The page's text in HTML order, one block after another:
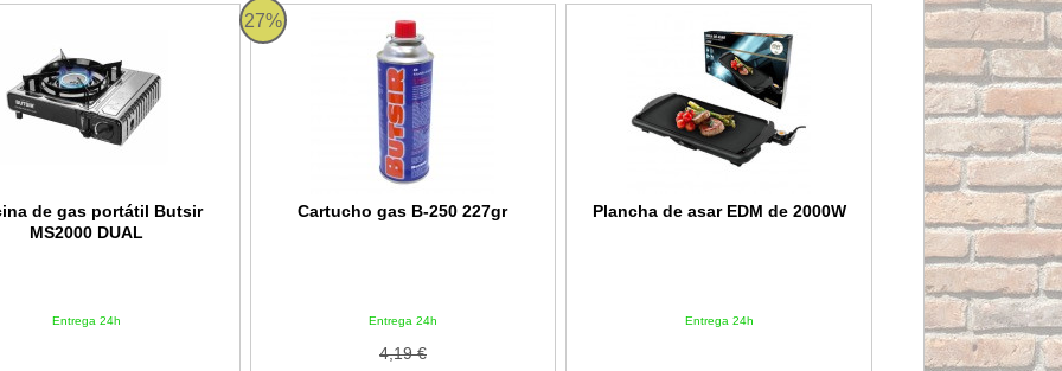
de gas portátil Butsir
MS2000 DUAL
Entrega 24h
gas portátil Butsir MS2000 DUAL
27%
Cartucho gas B-250 227gr
Entrega 24h
4,19 €
Cartucho gas B-250 227gr
Plancha de asar EDM de 2000W
Entrega 24h